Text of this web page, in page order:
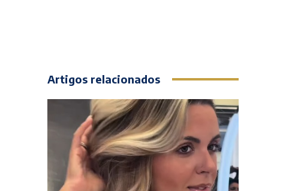
Artigos relacionados